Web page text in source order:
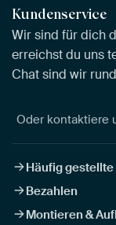
Kundenservice
Wir sind für dich
erreichst du uns
Chat sind wir
Oder kontaktiere
Häufig
Bezahlen
Montieren &